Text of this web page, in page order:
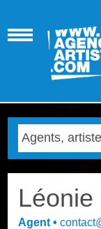
Léonie
Agent •